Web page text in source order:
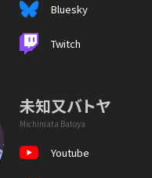
Bluesky
Twitch
未知又バトヤ
Michimata Batoya
Youtube